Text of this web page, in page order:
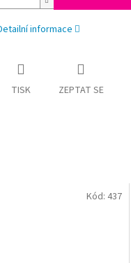
informace
TISK ZEPTAT SE
Kód: 437